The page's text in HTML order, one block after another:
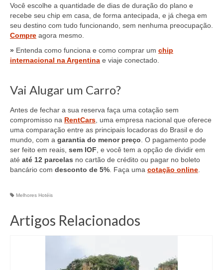
Você escolhe a quantidade de dias de duração do plano e
recebe seu chip em casa, de forma antecipada, e já chega em
seu destino com tudo funcionando, sem nenhuma preocupação.
Compre agora mesmo.
» Entenda como funciona e como comprar um chip
internacional na Argentina e viaje conectado.
Vai Alugar um Carro?
Antes de fechar a sua reserva faça uma cotação sem
compromisso na RentCars , uma empresa nacional que oferece
uma comparação entre as principais locadoras do Brasil e do
mundo, com a garantia do menor preço . O pagamento pode
ser feito em reais, sem IOF , e você tem a opção de dividir em
até até 12 parcelas no cartão de crédito ou pagar no boleto
bancário com desconto de 5% . Faça uma cotação online
Melhores Hotéis
Artigos Relacionados